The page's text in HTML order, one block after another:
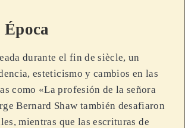
durante el fin de siècle, un
esteticismo y cambios en las
como «La profesión de la señora
Bernard Shaw también desafiaron
mientras que las escrituras de